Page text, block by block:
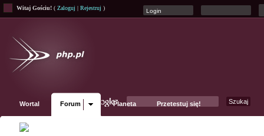
Witaj Gościu! ( Zaloguj | Rejestruj )
Wortal Forum Planeta Przetestuj się!